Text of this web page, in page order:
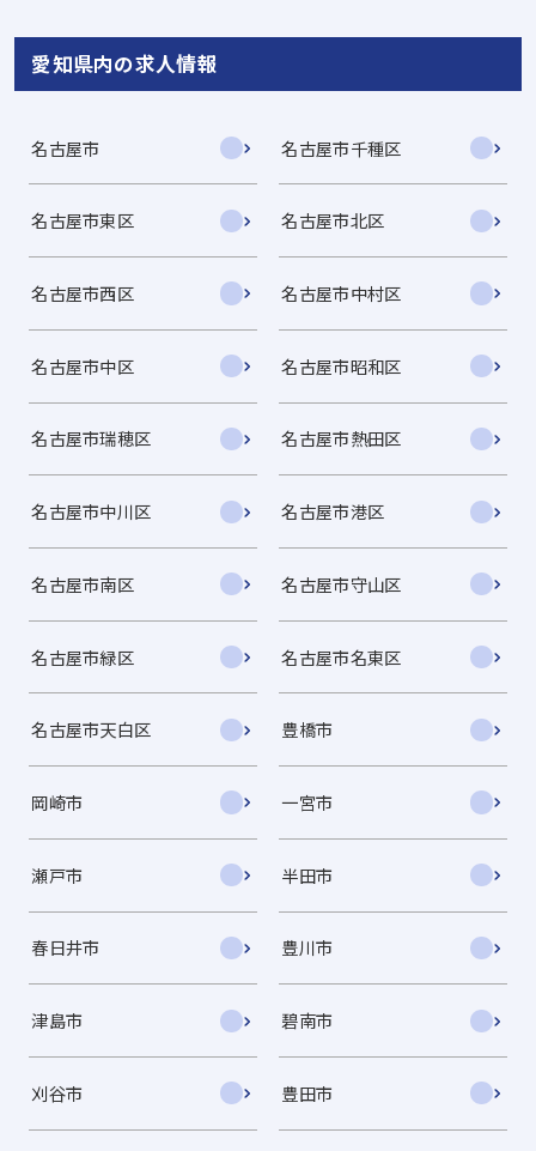
愛知県内の求人情報
名古屋市 名古屋市千種区
名古屋市東区 名古屋市北区
名古屋市西区 名古屋市中村区
名古屋市中区 名古屋市昭和区
名古屋市瑞穂区 名古屋市熱田区
名古屋市中川区 名古屋市港区
名古屋市南区 名古屋市守山区
名古屋市緑区 名古屋市名東区
名古屋市天白区 豊橋市
岡崎市 一宮市
瀬戸市 半田市
春日井市 豊川市
津島市 碧南市
刈谷市 豊田市